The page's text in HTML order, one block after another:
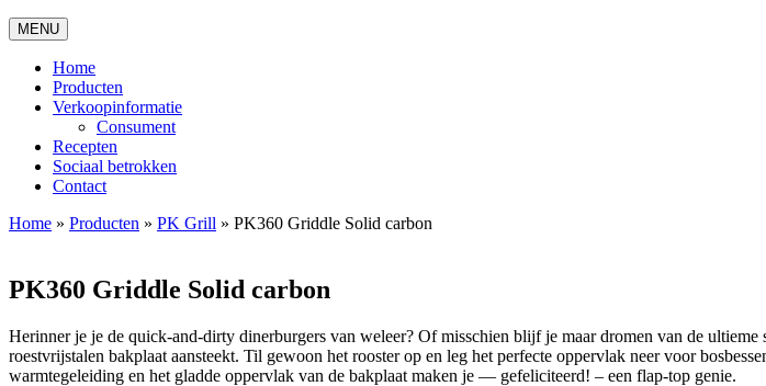
MENU
Home
Producten
Verkoopinformatie
Consument
Recepten
Sociaal betrokken
Contact
Home » Producten » PK Grill » PK360 Griddle Solid carbon
PK360 Griddle Solid carbon
Herinner je je de quick-and-dirty dinerburgers van weleer? Of misschien blijf je maar dromen van de
roestvrijstalen bakplaat aansteekt. Til gewoon het rooster op en leg het perfecte oppervlak neer voor
warmtegeleiding en het gladde oppervlak van de bakplaat maken je — gefeliciteerd! – een flap-top genie.